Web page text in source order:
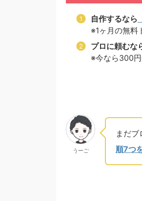
自作するなら
※1ヶ月の無料
プロに頼むな
※今なら300
うーご
まだ
順7つ